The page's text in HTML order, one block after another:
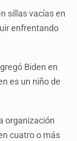
sillas vacías en
enfrentando
Biden en
es un niño de
organización
cuatro o más